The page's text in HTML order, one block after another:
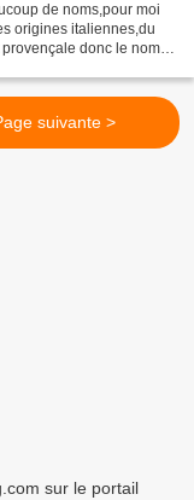
de noms,pour moi
origines italiennes,du
donc le nom
suivante >
sur le portail